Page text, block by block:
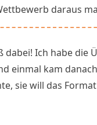
daraus
dabei! Ich habe die
einmal kam
sie will das